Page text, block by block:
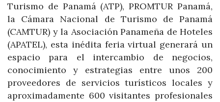
Turismo de Panamá (ATP), PROMTUR Panamá,
la Cámara Nacional de Turismo de Panamá
(CAMTUR) y la Asociación Panameña de Hoteles
(APATEL), esta inédita feria virtual generará un
espacio para el intercambio de negocios,
conocimiento y estrategias entre unos 200
proveedores de servicios turísticos locales y
aproximadamente 600 visitantes profesionales